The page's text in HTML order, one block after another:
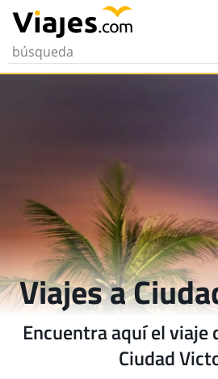
Viajes a
Encuentra aquí el viaje
Ciudad